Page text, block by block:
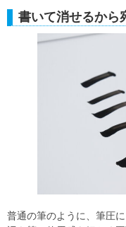
書いて消せるから
普通の筆のように、筆圧